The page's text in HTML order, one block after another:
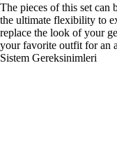
The pieces of this set can
the ultimate flexibility to
replace the look of your
your favorite outfit for an
Sistem Gereksinimleri